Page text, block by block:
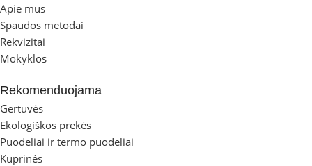
Apie mus
Spaudos metodai
Rekvizitai
Mokyklos
Rekomenduojama
Gertuvės
Ekologiškos prekės
Puodeliai ir termo puodeliai
Kuprinės